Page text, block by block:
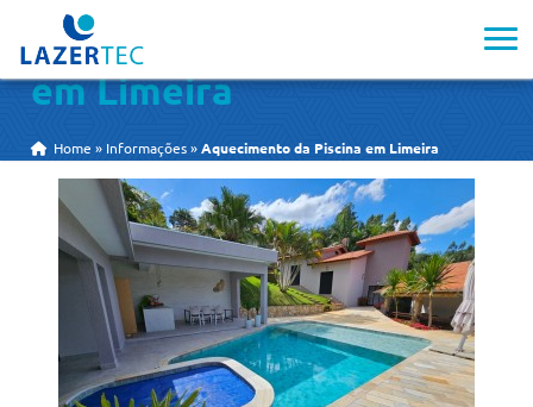
Aquecimento da Piscina
em Limeira
Home » Informações »Aquecimento da Piscina em Limeira